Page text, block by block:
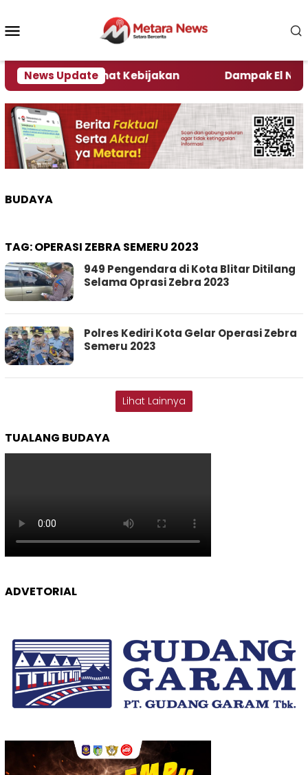
konten
News Update
Kata Pengamat Kebijakan Dampak El Nino,
BUDAYA
TAG:OPERASI ZEBRA SEMERU 2023
949 Pengendara di Kota Blitar Ditilang
Selama Oprasi Zebra 2023
Polres Kediri Kota Gelar Operasi Zebra
Semeru 2023
Lihat Lainnya
TUALANG BUDAYA
ADVETORIAL